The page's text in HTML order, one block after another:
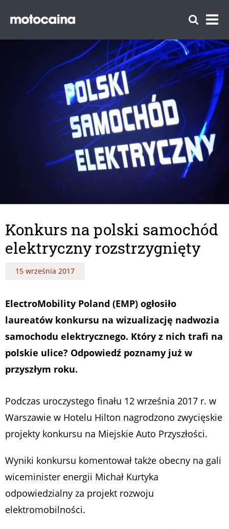
Konkurs na polski samochód
elektryczny rozstrzygnięty
15 września 2017
ElectroMobility Poland (EMP) ogłosiło
laureatów konkursu na wizualizację nadwozia
samochodu elektrycznego. Który z nich trafi na
polskie ulice? Odpowiedź poznamy już w
przyszłym roku.
Podczas uroczystego finału 12 września 2017 r. w
Warszawie w Hotelu Hilton nagrodzono zwycięskie
projekty konkursu na Miejskie Auto Przyszłości.
Wyniki konkursu komentował także obecny na gali
wiceminister energii Michał Kurtyka
odpowiedzialny za projekt rozwoju
elektromobilności.